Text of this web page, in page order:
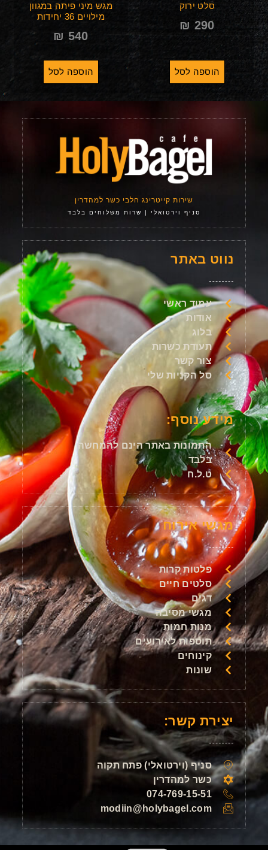
סלט ירוק
₪ 290
הוספה לסל
מגש מיני פיתה במגוון
מילויים 36 יחידות
₪ 540
הוספה לסל
יצירת קשר:
סניף (וירטואלי) פתח תקוה
כשר למהדרין
074-769-15-51
modiin@holybagel.com
מגשי אירוח
פלטות קרות
סלטים חיים
דגים
מגשי מסיבה
מנות חמות
תוספות לאירועים
קינוחים
שונות
נווט באתר
עמוד ראשי
אודות
בלוג
תעודת כשרות
צור קשר
סל הקניות שלי
מידע נוסף:
התמונות באתר הינם להמחשה
בלבד
ט.ל.ח
שירות קייטרינג חלבי כשר למהדרין
סניף וירטואלי | שרות משלוחים בלבד